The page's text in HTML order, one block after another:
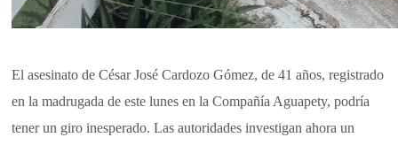
El asesinato de César José Cardozo Gómez, de 41 años, registrado
en la madrugada de este lunes en la Compañía Aguapety, podría
tener un giro inesperado. Las autoridades investigan ahora un